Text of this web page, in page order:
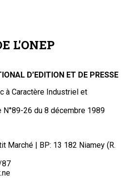
L'ONEP
D’EDITION ET DE PRESSE
à Caractère Industriel et
N°89-26 du 8 décembre 1989
Marché | BP: 13 182 Niamey (R.
87